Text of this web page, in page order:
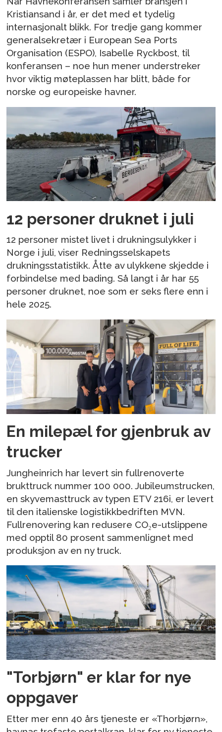
Kristiansand i år, er det med et tydelig
internasjonalt blikk. For tredje gang kommer
generalsekretær i European Sea Ports
Organisation (ESPO), Isabelle Ryckbost, til
konferansen – noe hun mener understreker
hvor viktig møteplassen har blitt, både for
norske og europeiske havner.
12 personer druknet i juli
12 personer mistet livet i drukningsulykker i
Norge i juli, viser Redningsselskapets
drukningsstatistikk. Åtte av ulykkene skjedde i
forbindelse med bading. Så langt i år har 55
personer druknet, noe som er seks flere enn i
hele 2025.
En milepæl for gjenbruk av
trucker
Jungheinrich har levert sin fullrenoverte
brukttruck nummer 100 000. Jubileumstrucken,
en skyvemasttruck av typen ETV 216i, er levert
til den italienske logistikkbedriften MVN.
Fullrenovering kan redusere CO₂e-utslippene
med opptil 80 prosent sammenlignet med
produksjon av en ny truck.
"Torbjørn" er klar for nye
oppgaver
Etter mer enn 40 års tjeneste er «Thorbjørn»,